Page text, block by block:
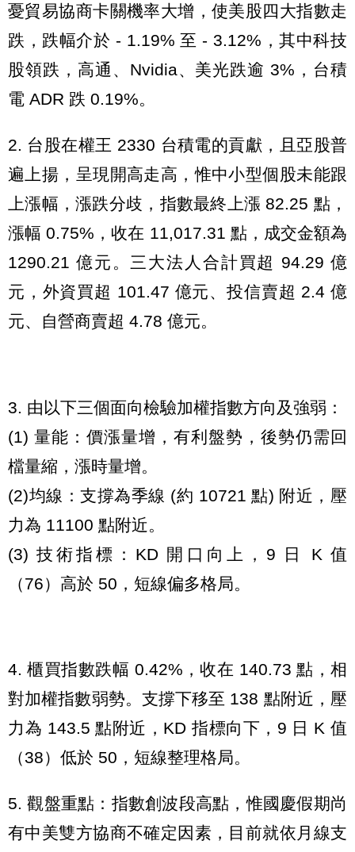
憂貿易協商卡關機率大增，使美股四大指數走
跌，跌幅介於 - 1.19% 至 - 3.12%，其中科技
股領跌，高通、Nvidia、美光跌逾 3%，台積
電 ADR 跌 0.19%。
2. 台股在權王 2330 台積電的貢獻，且亞股普
遍上揚，呈現開高走高，惟中小型個股未能跟
上漲幅，漲跌分歧，指數最終上漲 82.25 點，
漲幅 0.75%，收在 11,017.31 點，成交金額為
1290.21 億元。三大法人合計買超 94.29 億
元，外資買超 101.47 億元、投信賣超 2.4 億
元、自營商賣超 4.78 億元。
3. 由以下三個面向檢驗加權指數方向及強弱：
(1) 量能：價漲量增，有利盤勢，後勢仍需回
檔量縮，漲時量增。
(2)均線：支撐為季線 (約 10721 點) 附近，壓
力為 11100 點附近。
(3) 技術指標：KD 開口向上，9 日 K 值
（76）高於 50，短線偏多格局。
4. 櫃買指數跌幅 0.42%，收在 140.73 點，相
對加權指數弱勢。支撐下移至 138 點附近，壓
力為 143.5 點附近，KD 指標向下，9 日 K 值
（38）低於 50，短線整理格局。
5. 觀盤重點：指數創波段高點，惟國慶假期尚
有中美雙方協商不確定因素，目前就依月線支